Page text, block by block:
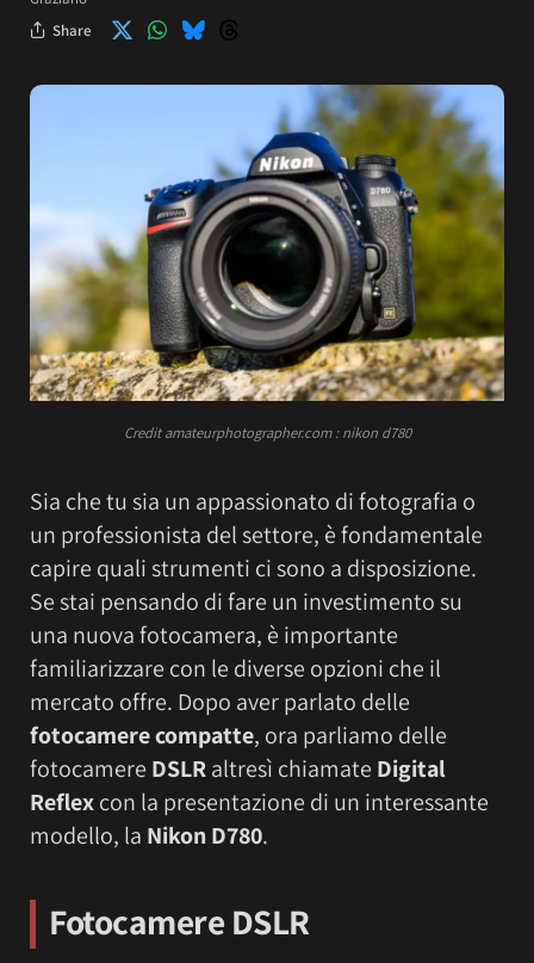
Share
Credit amateurphotographer.com : nikon d780
Sia che tu sia un appassionato di fotografia o
un professionista del settore, è fondamentale
capire quali strumenti ci sono a disposizione.
Se stai pensando di fare un investimento su
una nuova fotocamera, è importante
familiarizzare con le diverse opzioni che il
mercato offre. Dopo aver parlato delle
fotocamere compatte, ora parliamo delle
fotocamere DSLRaltresì chiamate Digital
Reflexcon la presentazione di un interessante
modello, la Nikon D780.
Fotocamere DSLR